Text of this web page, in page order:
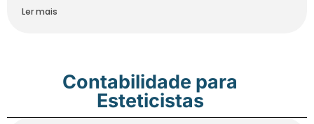
Ler mais
Contabilidade para
Esteticistas